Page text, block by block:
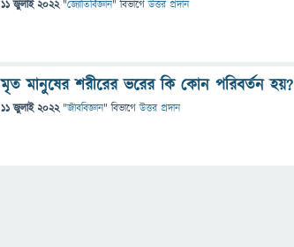
11 জুলাই 2022 "জ্যোতির্বিজ্ঞান" বিভাগে উত্তর প্রদান
মৃত মানুষের শরীরের ভরের কি কোন পরিবর্তন হয়?
11 জুলাই 2022 "জীববিজ্ঞান" বিভাগে উত্তর প্রদান